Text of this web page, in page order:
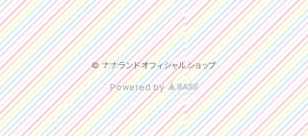
© ナナランドオフィシャルショップ
Powered by